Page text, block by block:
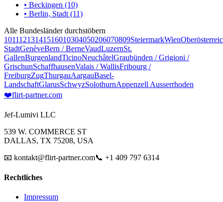
• Beckingen (10)
• Berlin, Stadt (11)
Alle Bundesländer durchstöbern
10111213141516010304050206070809SteiermarkWien
StadtGenèveBern / BerneVaudLuzernSt.
GallenBurgenlandTicinoNeuchâtelGraubünden / Grigioni /
GrischunSchaffhausenValais / WallisFribourg /
FreiburgZugThurgauAargauBasel-
LandschaftGlarusSchwyzSolothurnAppenzell Ausserrhoden
❤️flirt-partner.com
Jef-Lumivi LLC
539 W. COMMERCE ST
DALLAS, TX 75208, USA
📧 kontakt@flirt-partner.com📞 +1 409 797 6314
Rechtliches
Impressum